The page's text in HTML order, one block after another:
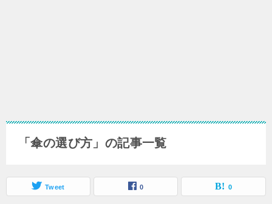
「傘の選び方」の記事一覧
Tweet 0 0